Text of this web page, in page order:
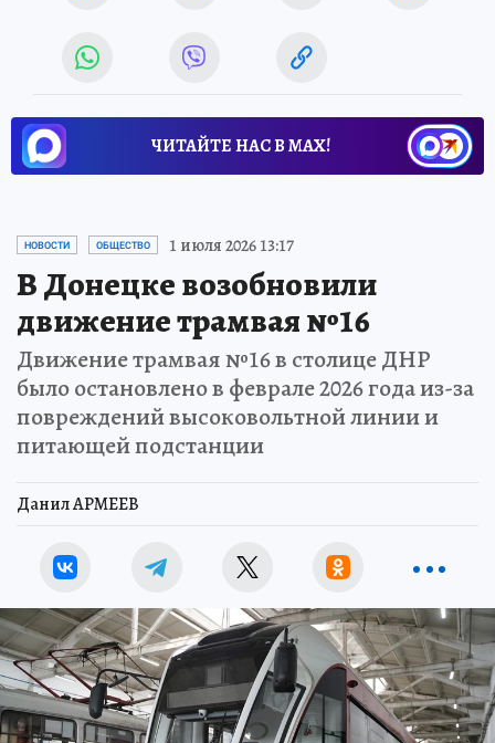
ЧИТАЙТЕ НАС В МАХ!
НОВОСТИ ОБЩЕСТВО 1 июля 2026 13:17
В Донецке возобновили
движение трамвая №16
Движение трамвая №16 в столице ДНР
было остановлено в феврале 2026 года из-за
повреждений высоковольтной линии и
питающей подстанции
Данил АРМЕЕВ